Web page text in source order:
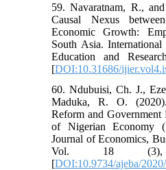
59. Navaratnam, R.,
Causal Nexus
Economic Growth:
South Asia.
Education and
[DOI:10.31686/
60. Ndubuisi, Ch. J.,
Maduka, R. O.
Reform and Government
of Nigerian Economy
Journal of Economics,
Vol. 18
[DOI:10.9734/ajeba/